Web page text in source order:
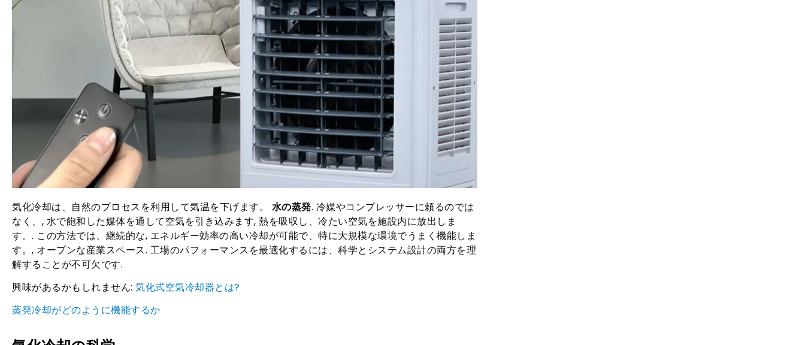
気化冷却は、自然のプロセスを利用して気温を下げます。 水の蒸発. 冷媒やコンプレッサーに頼るのでは
なく、, 水で飽和した媒体を通して空気を引き込みます, 熱を吸収し、冷たい空気を施設内に放出しま
す。. この方法では、継続的な, エネルギー効率の高い冷却が可能で、特に大規模な環境でうまく機能しま
す。, オープンな産業スペース. 工場のパフォーマンスを最適化するには、科学とシステム設計の両方を理
解することが不可欠です.
興味があるかもしれません: 気化式空気冷却器とは?
蒸発冷却がどのように機能するか